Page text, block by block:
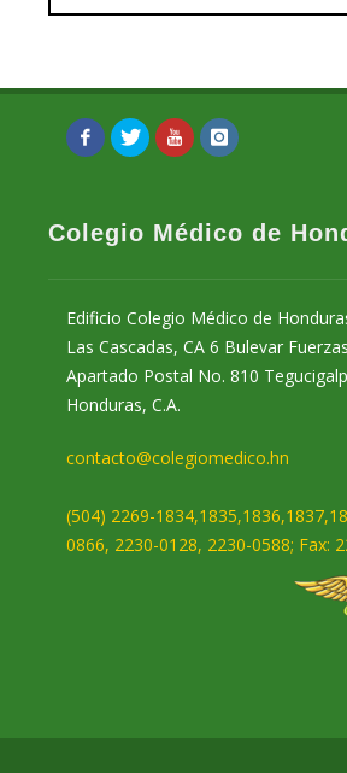
Colegio Médico de
Edificio Colegio Médico de
Las Cascadas, CA 6 Bulevar
Apartado Postal No. 810
Honduras, C.A.
contacto@colegiomedico.hn
(504) 2269-
0866, 2230-0128, 2230-0588; Fax: